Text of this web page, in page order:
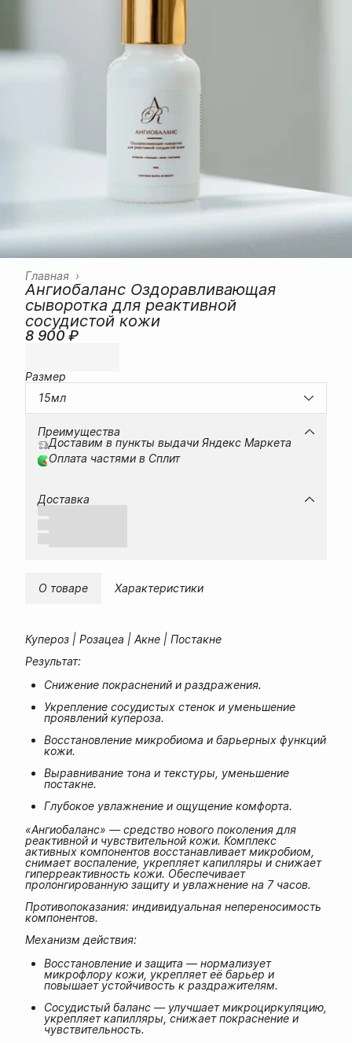
Главная ›
Ангиобаланс Оздоравливающая
сыворотка для реактивной
сосудистой кожи
8 900 ₽
Размер
15мл
Преимущества
Доставим в пункты выдачи Яндекс Маркета
Оплата частями в Сплит
Доставка
О товаре Характеристики
Купероз | Розацеа | Акне | Постакне
Результат:
Снижение покраснений и раздражения.
Укрепление сосудистых стенок и уменьшение
проявлений купероза.
Восстановление микробиома и барьерных функций
кожи.
Выравнивание тона и текстуры, уменьшение
постакне.
Глубокое увлажнение и ощущение комфорта.
«Ангиобаланс» — средство нового поколения для
реактивной и чувствительной кожи. Комплекс
активных компонентов восстанавливает микробиом,
снимает воспаление, укрепляет капилляры и снижает
гиперреактивность кожи. Обеспечивает
пролонгированную защиту и увлажнение на 7 часов.
Противопоказания: индивидуальная непереносимость
компонентов.
Механизм действия:
Восстановление и защита — нормализует
микрофлору кожи, укрепляет её барьер и
повышает устойчивость к раздражителям.
Сосудистый баланс — улучшает микроциркуляцию,
укрепляет капилляры, снижает покраснение и
чувствительность.